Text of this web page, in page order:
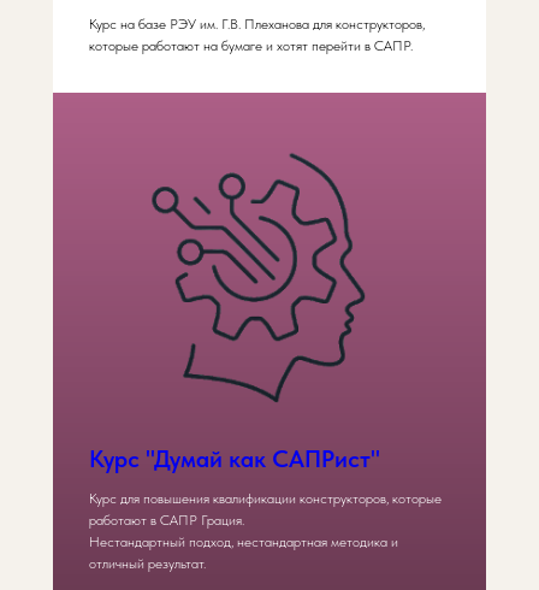
Курс на базе РЭУ им. Г.В. Плеханова для конструкторов,
которые работают на бумаге и хотят перейти в САПР.
Курс "Думай как САПРист"
Курс для повышения квалификации конструкторов, которые
работают в САПР Грация.
Нестандартный подход, нестандартная методика и
отличный результат.